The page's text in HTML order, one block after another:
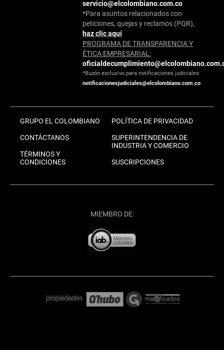
servicio@elcolombiano.com.co
*Para asuntos relacionados con
peticiones, quejas y reclamos (PQR),
haz clic aquí
PROGRAMA DE TRANSPARENCIA Y
ÉTICA EMPRESARIAL:
*Buzón exclusivo para notificaciones judiciales:
notificacionesjudiciales@elcolombiano.com.co
GRUPO EL COLOMBIANO
CONTÁCTANOS
TÉRMINOS Y
CONDICIONES
POLÍTICA DE PRIVACIDAD
SUPERINTENDENCIA DE
INDUSTRIA Y COMERCIO
SUSCRIPCIONES
MIEMBRO DE: